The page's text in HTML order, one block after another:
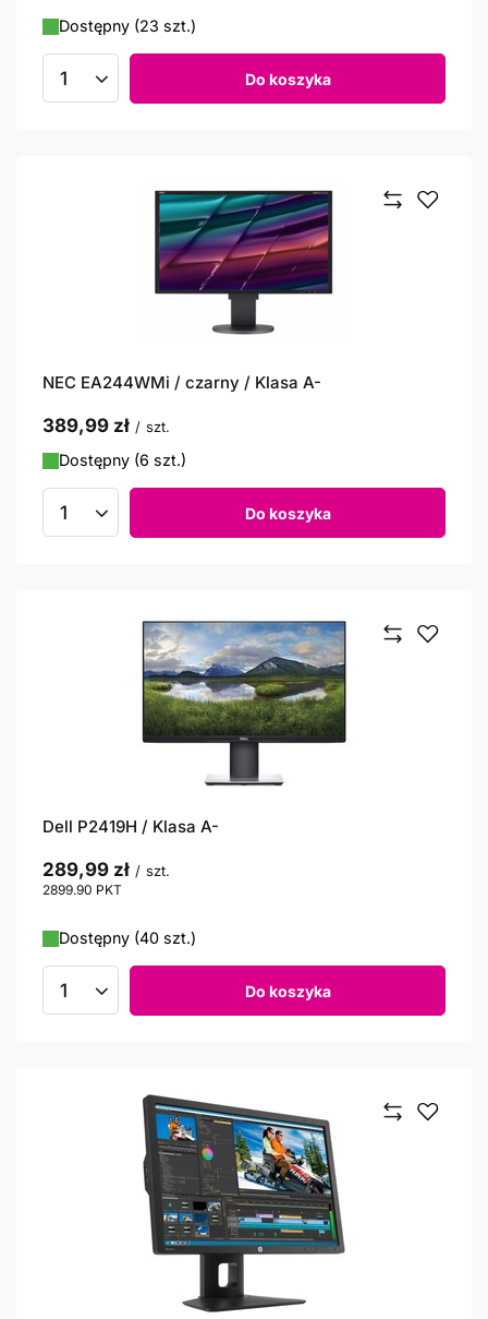
Dostępny (23 szt.)
Ilość produktów Do koszyka
NEC EA244WMi / czarny / Klasa A-
389,99 zł / szt.
Dostępny (6 szt.)
Ilość produktów Do koszyka
Dell P2419H / Klasa A-
289,99 zł / szt.
2899.90 PKT
Dostępny (40 szt.)
Ilość produktów Do koszyka